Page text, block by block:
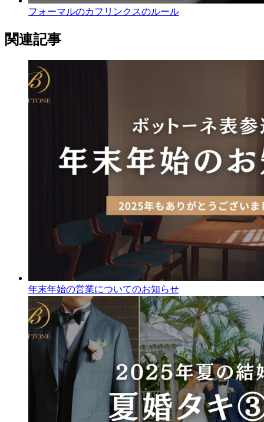
フォーマルのカフリンクスのルール
関連記事
年末年始の営業についてのお知らせ